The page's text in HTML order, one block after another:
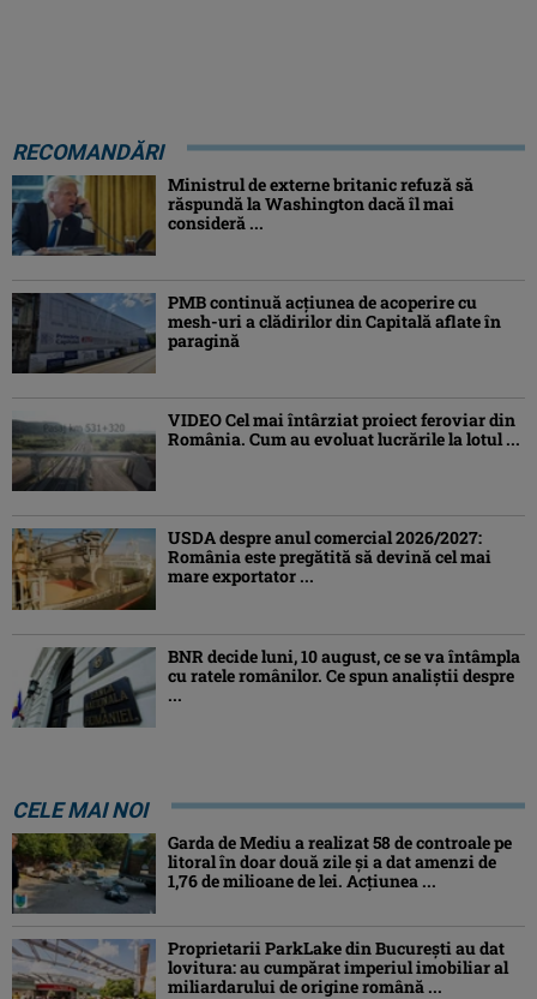
RECOMANDĂRI
Ministrul de externe britanic refuză să
răspundă la Washington dacă îl mai
consideră ...
PMB continuă acțiunea de acoperire cu
mesh-uri a clădirilor din Capitală aflate în
paragină
VIDEO Cel mai întârziat proiect feroviar din
România. Cum au evoluat lucrările la lotul ...
USDA despre anul comercial 2026/2027:
România este pregătită să devină cel mai
mare exportator ...
BNR decide luni, 10 august, ce se va întâmpla
cu ratele românilor. Ce spun analiștii despre
...
CELE MAI NOI
Garda de Mediu a realizat 58 de controale pe
litoral în doar două zile și a dat amenzi de
1,76 de milioane de lei. Acțiunea ...
Proprietarii ParkLake din București au dat
lovitura: au cumpărat imperiul imobiliar al
miliardarului de origine română ...